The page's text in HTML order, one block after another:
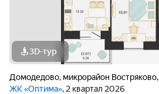
3D-тур
Домодедово, микрорайон Востряково,
ЖК «Оптима», 2 квартал 2026